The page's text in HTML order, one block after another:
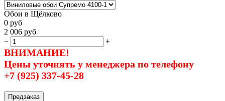
Обои в Щёлково
0 руб
2 006 руб
−
+
ВНИМАНИЕ!
Цены уточнять у менеджера по телефону
+7 (925) 337-45-28
Предзаказ